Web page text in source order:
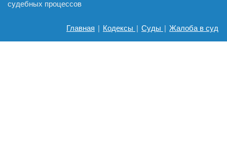
судебных процессов
Главная | Кодексы | Суды | Жалоба в суд